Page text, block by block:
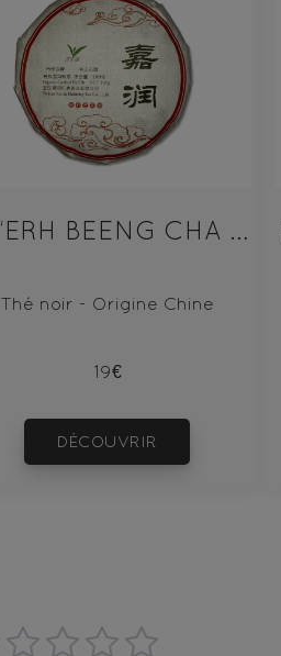
PU‘ERH BEENG CHA SHU 100g
Thé noir - Origine Chine
19€
DÉCOUVRIR